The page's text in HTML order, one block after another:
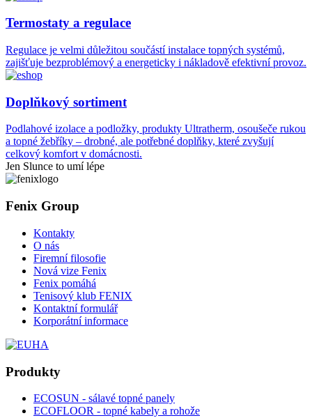
Termostaty a regulace
Regulace je velmi důležitou součástí instalace topných systémů,
zajišťuje bezproblémový a energeticky i nákladově efektivní provoz.
Doplňkový sortiment
Podlahové izolace a podložky, produkty Ultratherm, osoušeče rukou
a topné žebříky – drobné, ale potřebné doplňky, které zvyšují
celkový komfort v domácnosti.
Jen Slunce to umí lépe
Fenix Group
Kontakty
O nás
Firemní filosofie
Nová vize Fenix
Fenix pomáhá
Tenisový klub FENIX
Kontaktní formulář
Korporátní informace
Produkty
ECOSUN - sálavé topné panely
ECOFLOOR - topné kabely a rohože